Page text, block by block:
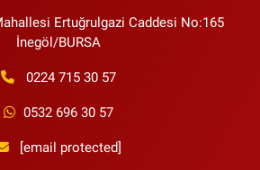
Ertuğrulgazi Caddesi No:165
İnegöl/BURSA
0224 715 30 57
0532 696 30 57
[email protected]